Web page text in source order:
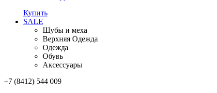
Купить
SALE
Шубы и меха
Верхняя Одежда
Одежда
Обувь
Аксессуары
+7 (8412) 544 009